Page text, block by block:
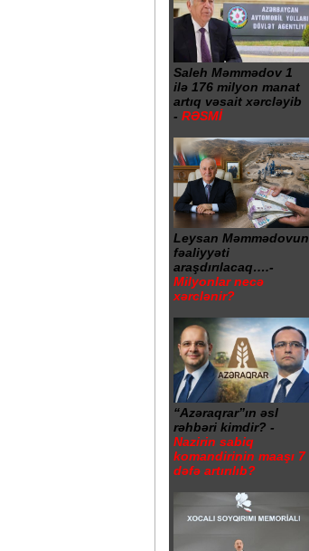
Saleh Məmmədov 1
ilə 176 milyon manat
artıq vəsait xərcləyib
- RƏSMİ
Leysan Məmmədovun
fəaliyyəti
araşdırılacaq….-
Milyonlar necə
xərclənir?
“Azəraqrar”ın əsl
rəhbəri kimdir? -
Nazirin sabiq
komandirinin maaşı 7
dəfə artırılıb?